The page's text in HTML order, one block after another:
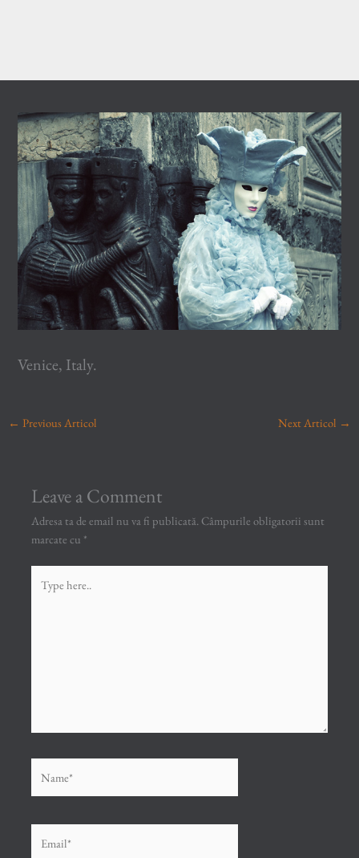
Venice, Italy.
← Previous Articol Next Articol →
Leave a Comment
Adresa ta de email nu va fi publicată. Câmpurile obligatorii sunt
marcate cu *
here..